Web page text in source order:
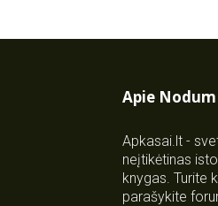
Apie Nodum
Apkasai.lt -
neįtikėtinas
knygas. Turite
parašykite